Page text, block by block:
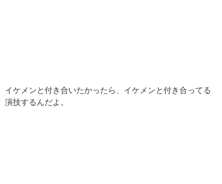
イケメンと付き合いたかったら、イケメンと付き合ってる
演技するんだよ。